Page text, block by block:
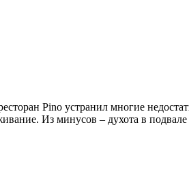
Pino устранил многие
Из минусов – духота в